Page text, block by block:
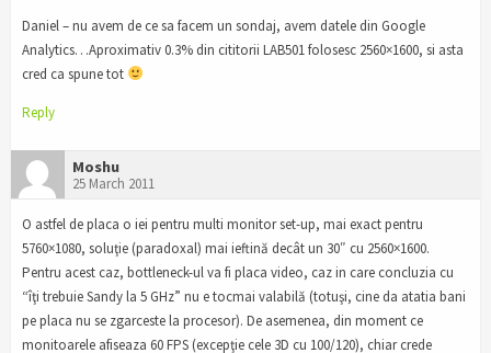
Daniel – nu avem de ce sa facem un sondaj, avem datele din Google
Analytics…Aproximativ 0.3% din cititorii LAB501 folosesc 2560×1600, si asta
cred ca spune tot
Reply
Moshu
25 March 2011
O astfel de placa o iei pentru multi monitor set-up, mai exact pentru
5760×1080, soluţie (paradoxal) mai ieftină decât un 30″ cu 2560×1600.
Pentru acest caz, bottleneck-ul va fi placa video, caz in care concluzia cu
“îţi trebuie Sandy la 5 GHz” nu e tocmai valabilă (totuşi, cine da atatia bani
pe placa nu se zgarceste la procesor). De asemenea, din moment ce
monitoarele afiseaza 60 FPS (excepţie cele 3D cu 100/120), chiar crede